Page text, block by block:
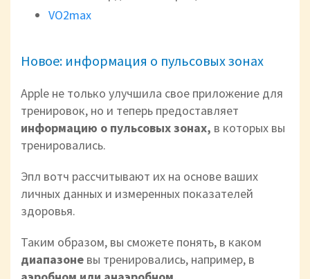
VO2max
Новое: информация о пульсовых зонах
Apple не только улучшила свое приложение для
тренировок, но и теперь предоставляет
информацию о пульсовых зонах, в которых вы
тренировались.
Эпл вотч рассчитывают их на основе ваших
личных данных и измеренных показателей
здоровья.
Таким образом, вы сможете понять, в каком
диапазоне вы тренировались, например, в